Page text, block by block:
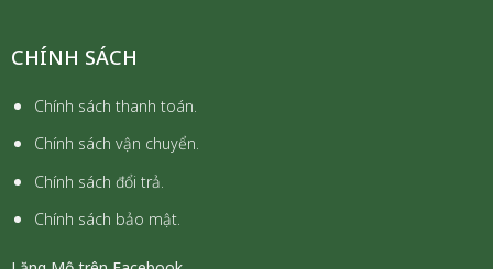
CHÍNH SÁCH
Chính sách thanh toán.
Chính sách vận chuyển.
Chính sách đổi trả.
Chính sách bảo mật.